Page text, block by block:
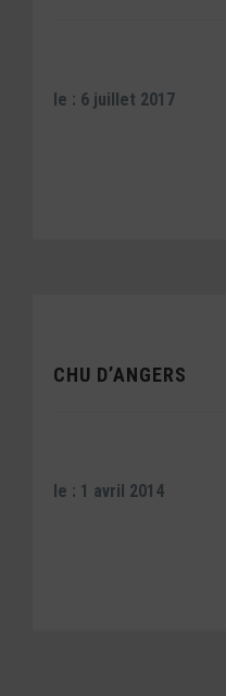
le : 6 juillet 2017
CHU D’ANGERS
le : 1 avril 2014